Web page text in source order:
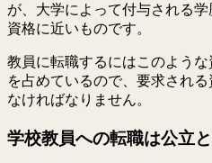
が、大学によって付与される
資格に近いものです。
教員に転職するにはこのよう
を占めているので、要求され
なければなりません。
学校教員への転職は公立